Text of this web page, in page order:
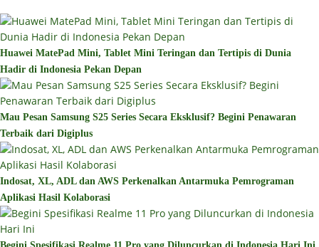
Huawei MatePad Mini, Tablet Mini Teringan dan Tertipis di Dunia
Hadir di Indonesia Pekan Depan
Mau Pesan Samsung S25 Series Secara Eksklusif? Begini Penawaran
Terbaik dari Digiplus
Indosat, XL, ADL dan AWS Perkenalkan Antarmuka Pemrograman
Aplikasi Hasil Kolaborasi